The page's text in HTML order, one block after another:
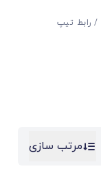
رابط تیپ
مرتب سازی